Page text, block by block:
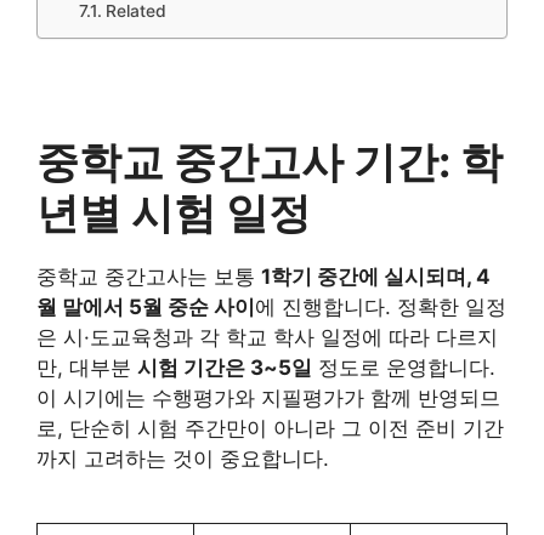
Related
중학교 중간고사 기간: 학
년별 시험 일정
중학교 중간고사는 보통 1학기 중간에 실시되며, 4
월 말에서 5월 중순 사이 에 진행합니다. 정확한 일정
은 시·도교육청과 각 학교 학사 일정에 따라 다르지
만, 대부분 시험 기간은 3~5일 정도로 운영합니다.
이 시기에는 수행평가와 지필평가가 함께 반영되므
로, 단순히 시험 주간만이 아니라 그 이전 준비 기간
까지 고려하는 것이 중요합니다.